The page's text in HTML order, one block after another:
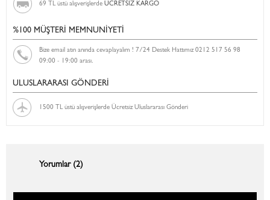
69 TL üstü alışverişlerde ÜCRETSİZ KARGO
%100 MÜŞTERİ MEMNUNİYETİ
Bize email atın anında cevaplayalım ! 7/24 Destek Hattımız 0212 517 56 98
09:00 - 19:00 arası.
ULUSLARARASI GÖNDERİ
1500 TL üstü alışverişlerde Ücretsiz Uluslararası Gönderi
Yorumlar (2)